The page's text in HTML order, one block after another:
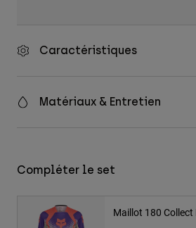
Caractéristiques
Matériaux & Entretien
Compléter le set
Maillot 180 Collect